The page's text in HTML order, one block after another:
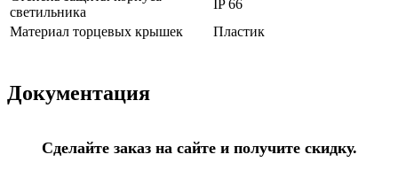
светильника
IP 66
Материал торцевых крышек
Пластик
Документация
Сделайте заказ на сайте и получите скидку.